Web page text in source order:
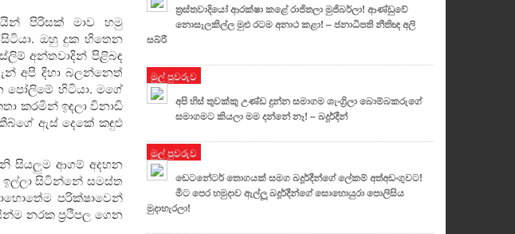
පිරිසක් මාව හමු
ඔහු දුක හිතෙන
අන්තවාදින් පිළිබඳ
අපි දිහා බලන්නෙත්
පෝලිමේ හිටියා. මගේ
කරමින් ඉඳලා විනාඩි
ඇස් දෙකේ කඳුළු
සියලුම ආගම් අදහන
සිටින්නේ සමස්ත
පරික්ෂාවෙන්
නරක ප්‍රථිපල ගෙන
ත්‍රස්තවාදියෝ ආරක්ෂා කළේ රාජිතලා මුජිබර්ලා! ආණ්ඩුවේ
නොසැලකිල්ල මුළු රටම අනාථ කළා! – ජනාධිපති නීතිඥ අලි
සබ්රී
මුල් පුවරුව
අපි හිස් තුවක්කු උණ්ඩ දුන්න සමාගම ශැංග්‍රිලා බොම්බකරුගේ
සමාගමට කියලා මම දන්නේ නෑ! – බදූර්දීන්
මුල් පුවරුව
ඩෙටනේටර් තොගයක් සමග බදූර්දීන්ගේ ලේකම් අත්අඩංගුවට!
මීට පෙර හමුදාව ඇල්ලූ බදූර්දීන්ගේ සොහොයුරා පොලිසිය
මුදාහැරලා!